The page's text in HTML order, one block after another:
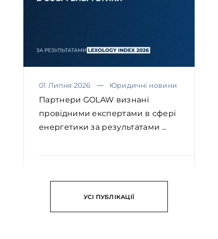
01 Липня 2026 Юридичні новини
Партнери GOLAW визнані
провідними експертами в сфері
енергетики за результатами ...
УСІ ПУБЛІКАЦІЇ